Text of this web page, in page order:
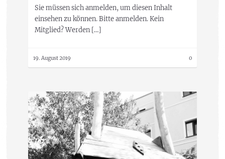
Sie müssen sich anmelden, um diesen Inhalt
einsehen zu können. Bitte anmelden. Kein
Mitglied? Werden […]
19. August 2019 0